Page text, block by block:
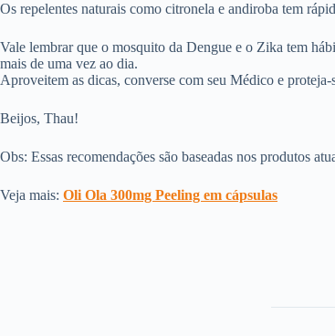
Os repelentes naturais como citronela e andiroba tem
Vale lembrar que o mosquito da Dengue e o Zika tem
mais de uma vez ao dia.
Aproveitem as dicas, converse com seu Médico e proteja-
Beijos, Thau!
Obs: Essas recomendações são baseadas nos produtos
Veja mais: Oli Ola 300mg Peeling em cápsulas